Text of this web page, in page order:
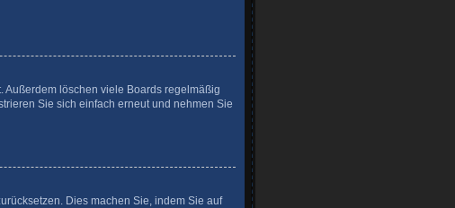
Außerdem löschen viele Boards regelmäßig
Sie sich einfach erneut und nehmen Sie
Dies machen Sie, indem Sie auf